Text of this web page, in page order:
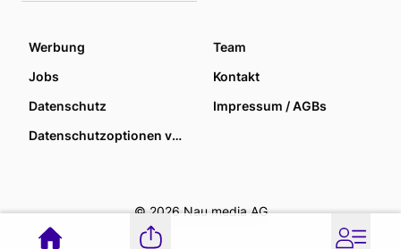
Werbung
Team
Jobs
Kontakt
Datenschutz
Impressum / AGBs
Datenschutzoptionen verwalten
© 2026 Nau media AG